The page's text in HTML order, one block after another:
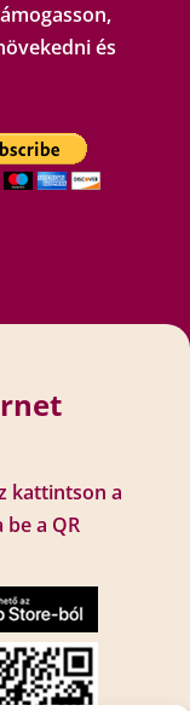
és
kattintson a
a QR